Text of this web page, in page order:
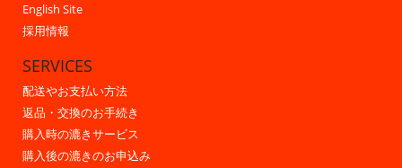
English Site
採用情報
SERVICES
配送やお支払い方法
返品・交換のお手続き
購入時の漉きサービス
購入後の漉きのお申込み